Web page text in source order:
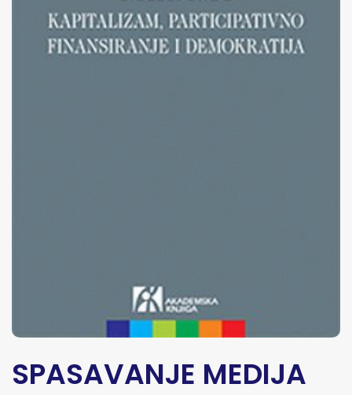
SPASAVANJE MEDIJA